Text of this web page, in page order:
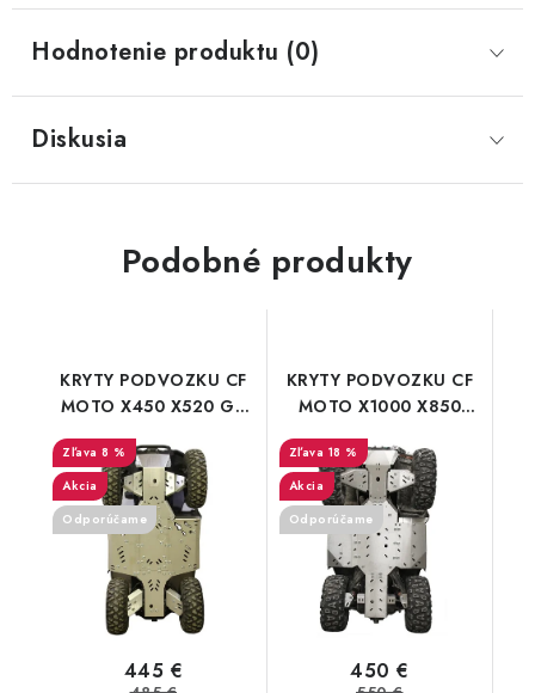
Reklamačný poriadok - formulár
Kontakt
Hodnotenie produktu (0)
Diskusia
Podobné produkty
KRYTY PODVOZKU CF
MOTO X450 X520 G2
Long 2023+
8 %
Akcia
Odporúčame
445 €
KRYTY PODVOZKU CF
MOTO X1000 X850
Gladiator X10
Overland Iron
18 %
Akcia
Odporúčame
450 €